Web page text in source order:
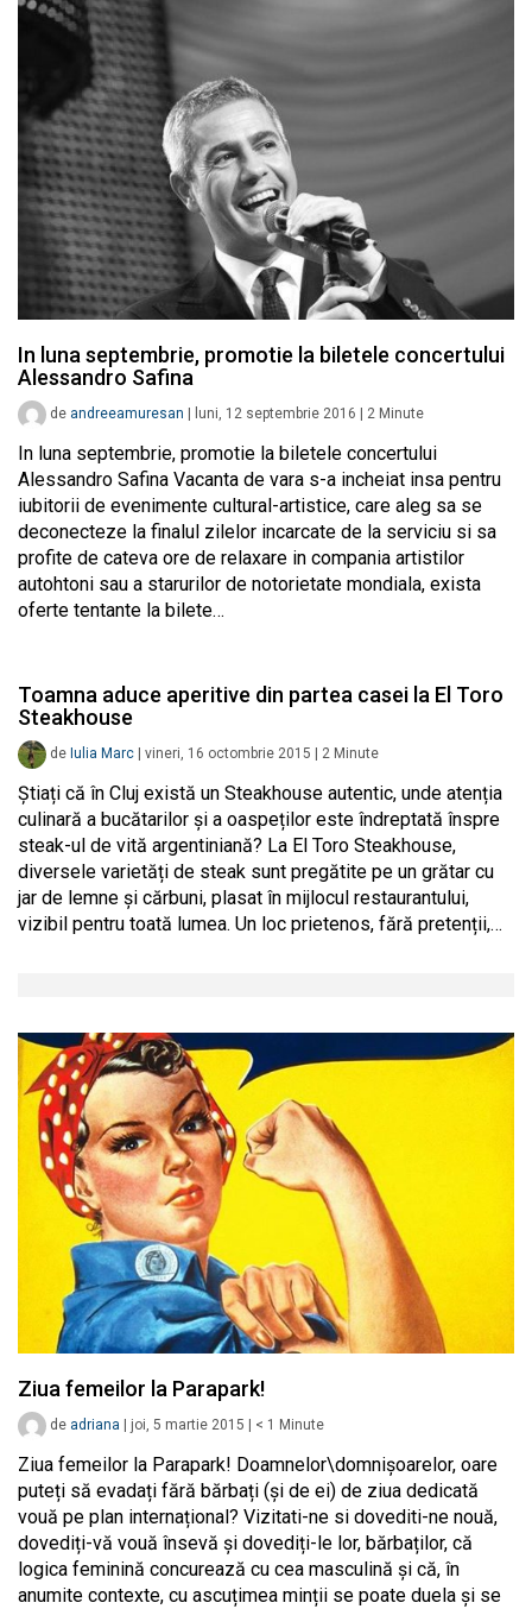
In luna septembrie, promotie la biletele concertului
Alessandro Safina
de andreeamuresan luni, 12 septembrie 2016 2 Minute
In luna septembrie, promotie la biletele concertului
Alessandro Safina Vacanta de vara s-a incheiat insa pentru
iubitorii de evenimente cultural-artistice, care aleg sa se
deconecteze la finalul zilelor incarcate de la serviciu si sa
profite de cateva ore de relaxare in compania artistilor
autohtoni sau a starurilor de notorietate mondiala, exista
oferte tentante la bilete…
Toamna aduce aperitive din partea casei la El Toro
Steakhouse
de Iulia Marc vineri, 16 octombrie 2015 2 Minute
Știați că în Cluj există un Steakhouse autentic, unde atenția
culinară a bucătarilor și a oaspeților este îndreptată înspre
steak-ul de vită argentiniană? La El Toro Steakhouse,
diversele varietăți de steak sunt pregătite pe un grătar cu
jar de lemne și cărbuni, plasat în mijlocul restaurantului,
vizibil pentru toată lumea. Un loc prietenos, fără pretenții,…
Ziua femeilor la Parapark!
de adriana joi, 5 martie 2015 < 1 Minute
Ziua femeilor la Parapark! Doamnelor\domnișoarelor, oare
puteți să evadați fără bărbați (și de ei) de ziua dedicată
vouă pe plan internațional? Vizitati-ne si dovediti-ne nouă,
dovediți-vă vouă însevă și dovediți-le lor, bărbaților, că
logica feminină concurează cu cea masculină și că, în
anumite contexte, cu ascuțimea minții se poate duela și se